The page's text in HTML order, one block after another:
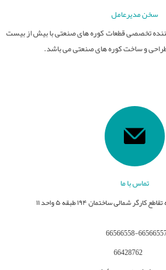
سخن مدیرعامل
تخصصی قطعات کوره های صنعتی با بیش از بیست
و ساخت کوره های صنعتی می باشد.
تماس با ما
شمالی ساختمان ۱۹۴ طبقه ۵ واحد ۱۱
66566558-
66428762